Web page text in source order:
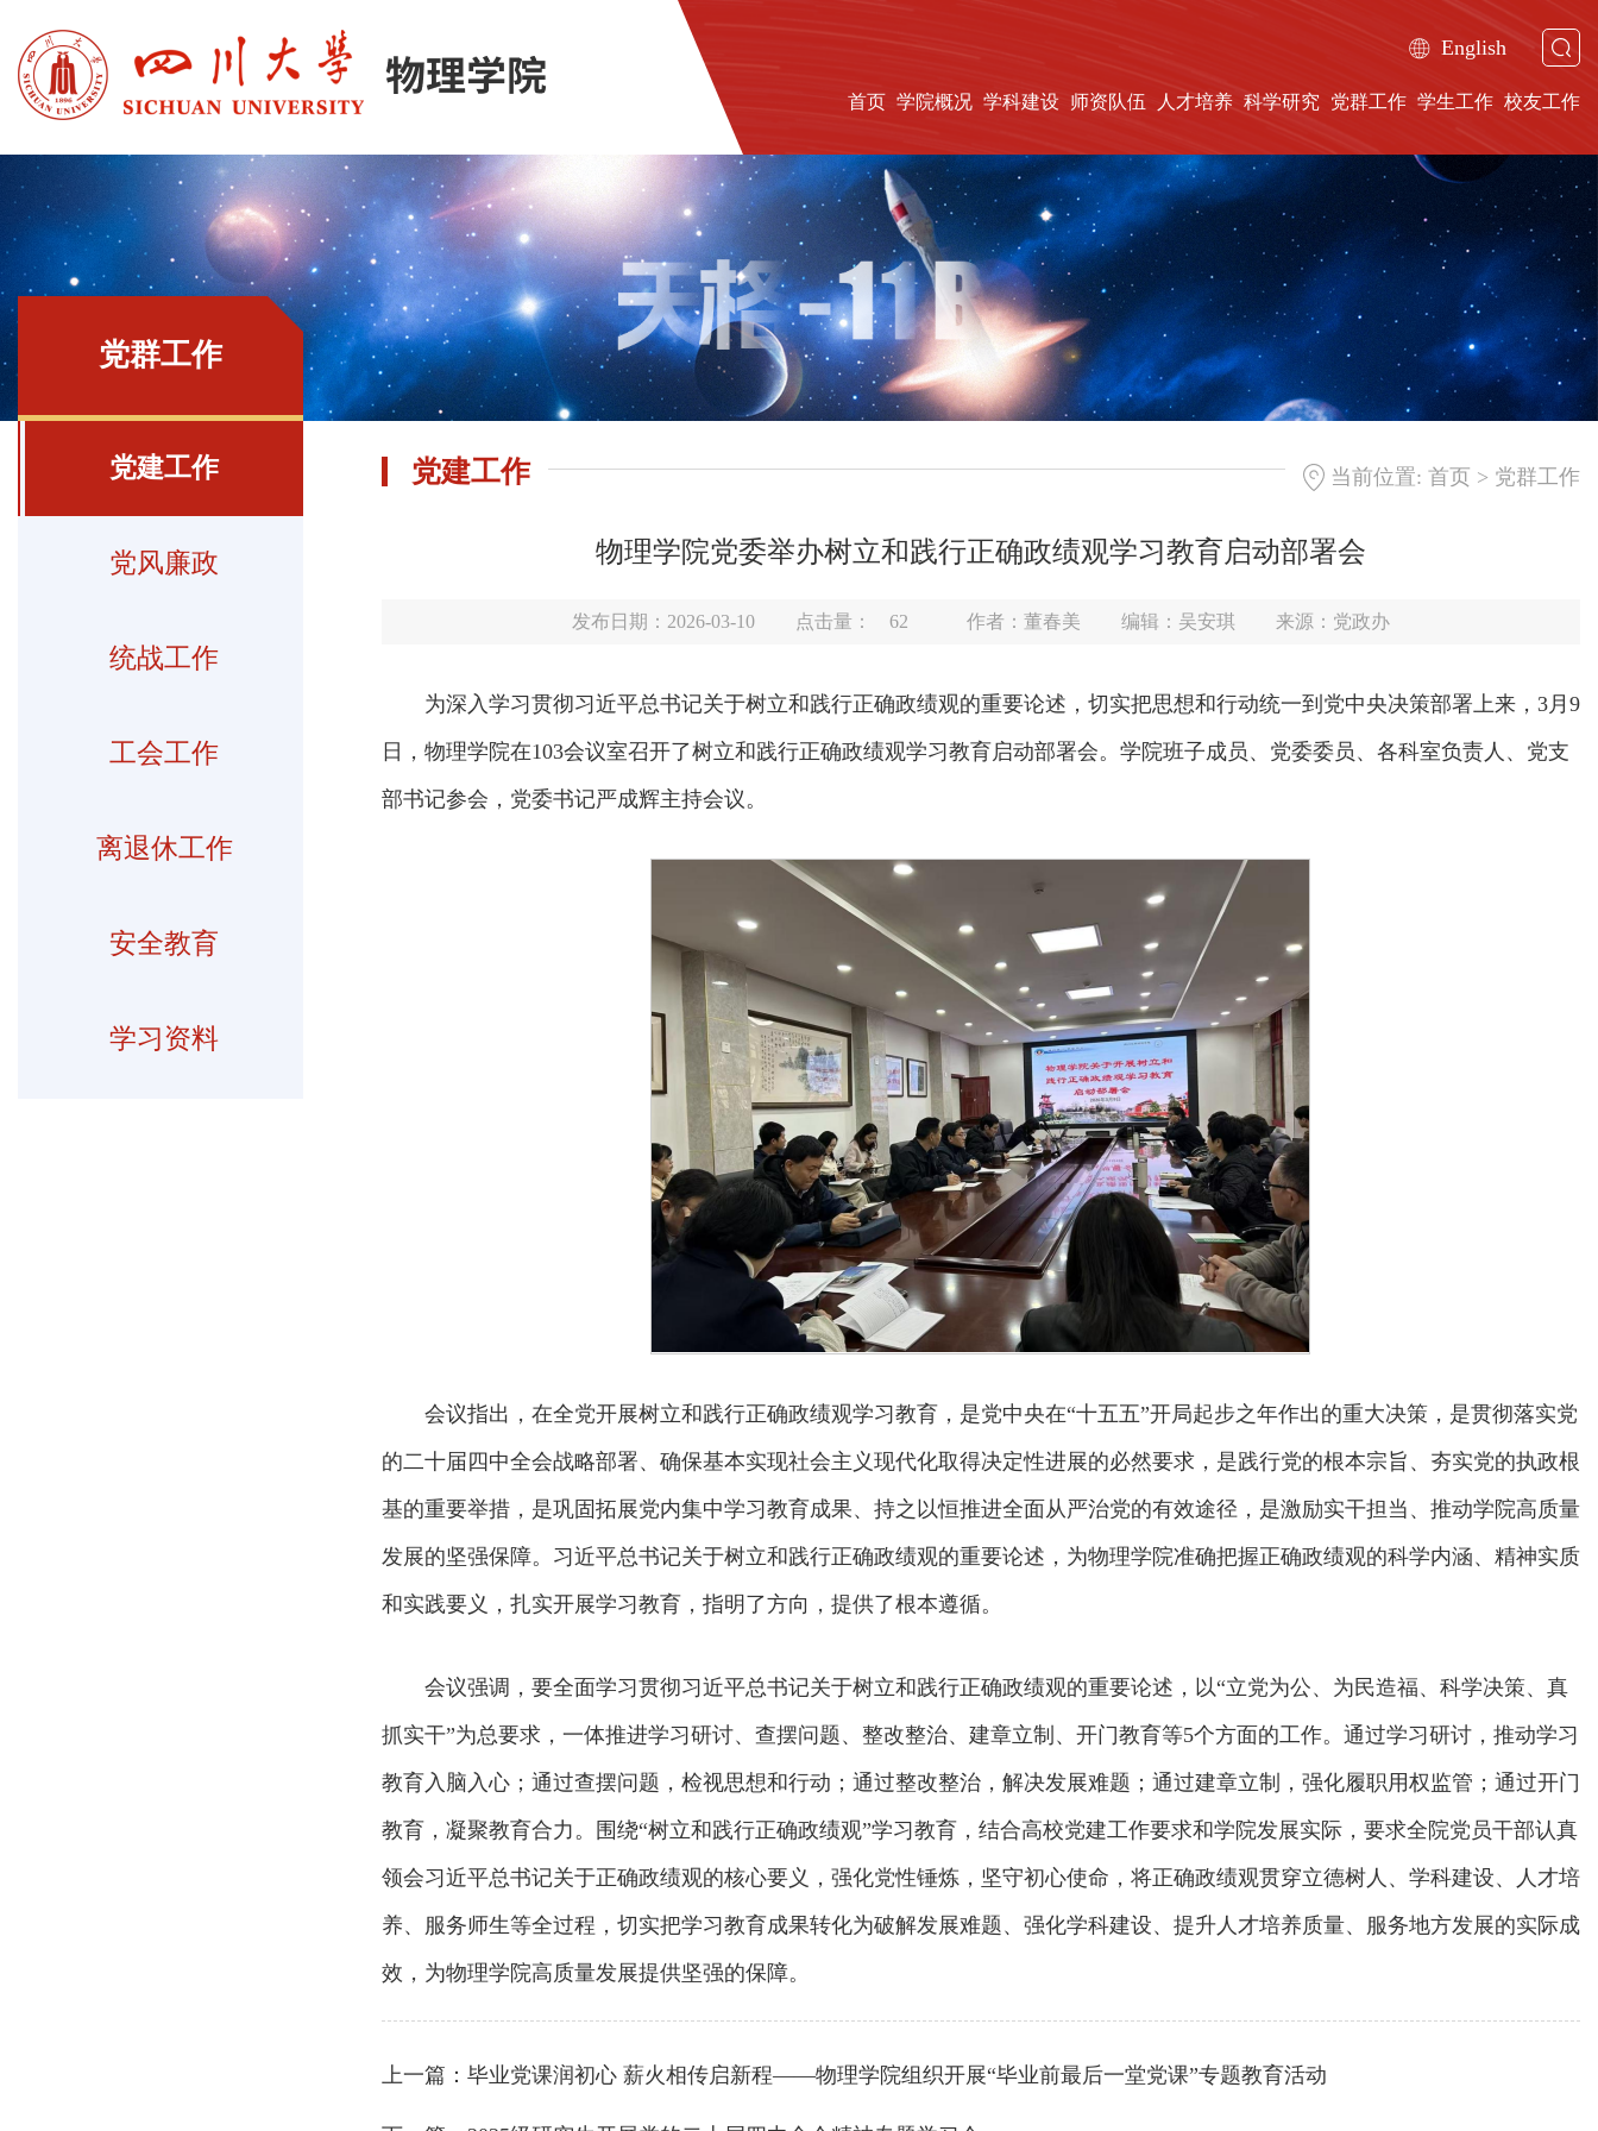
English
首页 学院概况 学科建设 师资队伍 人才培养 科学研究 党群工作 学生工作 校友工作
党群工作
党建工作
党风廉政
统战工作
工会工作
离退休工作
安全教育
学习资料
党建工作 当前位置: 首页 > 党群工作
物理学院党委举办树立和践行正确政绩观学习教育启动部署会
发布日期：2026-03-10 点击量： 62 作者：董春美 编辑：吴安琪 来源：党政办
为深入学习贯彻习近平总书记关于树立和践行正确政绩观的重要论述，切实把思想和行动统一到党中央决策部署上来，3月9
日，物理学院在103会议室召开了树立和践行正确政绩观学习教育启动部署会。学院班子成员、党委委员、各科室负责人、党支
部书记参会，党委书记严成辉主持会议。
会议指出，在全党开展树立和践行正确政绩观学习教育，是党中央在“十五五”开局起步之年作出的重大决策，是贯彻落实党
的二十届四中全会战略部署、确保基本实现社会主义现代化取得决定性进展的必然要求，是践行党的根本宗旨、夯实党的执政根
基的重要举措，是巩固拓展党内集中学习教育成果、持之以恒推进全面从严治党的有效途径，是激励实干担当、推动学院高质量
发展的坚强保障。习近平总书记关于树立和践行正确政绩观的重要论述，为物理学院准确把握正确政绩观的科学内涵、精神实质
和实践要义，扎实开展学习教育，指明了方向，提供了根本遵循。
会议强调，要全面学习贯彻习近平总书记关于树立和践行正确政绩观的重要论述，以“立党为公、为民造福、科学决策、真
抓实干”为总要求，一体推进学习研讨、查摆问题、整改整治、建章立制、开门教育等5个方面的工作。通过学习研讨，推动学习
教育入脑入心；通过查摆问题，检视思想和行动；通过整改整治，解决发展难题；通过建章立制，强化履职用权监管；通过开门
教育，凝聚教育合力。围绕“树立和践行正确政绩观”学习教育，结合高校党建工作要求和学院发展实际，要求全院党员干部认真
领会习近平总书记关于正确政绩观的核心要义，强化党性锤炼，坚守初心使命，将正确政绩观贯穿立德树人、学科建设、人才培
养、服务师生等全过程，切实把学习教育成果转化为破解发展难题、强化学科建设、提升人才培养质量、服务地方发展的实际成
效，为物理学院高质量发展提供坚强的保障。
上一篇： 毕业党课润初心 薪火相传启新程——物理学院组织开展“毕业前最后一堂党课”专题教育活动